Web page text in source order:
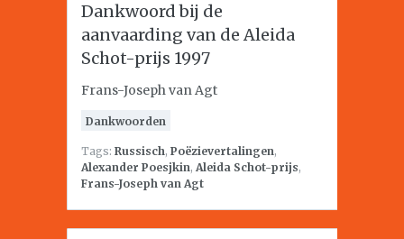
Dankwoord bij de
aanvaarding van de Aleida
Schot-prijs 1997
Frans-Joseph van Agt
Dankwoorden
Tags: Russisch, Poëzievertalingen,
Alexander Poesjkin, Aleida Schot-prijs,
Frans-Joseph van Agt